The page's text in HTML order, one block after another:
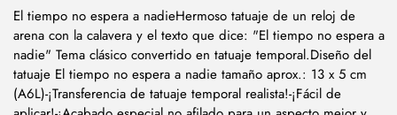
El tiempo no espera a nadieHermoso tatuaje de un reloj de
arena con la calavera y el texto que dice: "El tiempo no espera a
nadie" Tema clásico convertido en tatuaje temporal.Diseño del
tatuaje El tiempo no espera a nadie tamaño aprox.: 13 x 5 cm
(A6L)-¡Transferencia de tatuaje temporal realista!-¡Fácil de